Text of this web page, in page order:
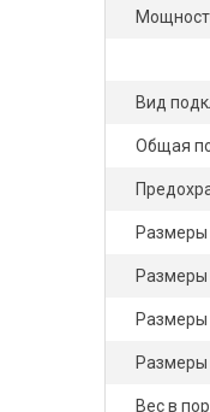
Вид
Общая
Размеры
Размеры
Вес в